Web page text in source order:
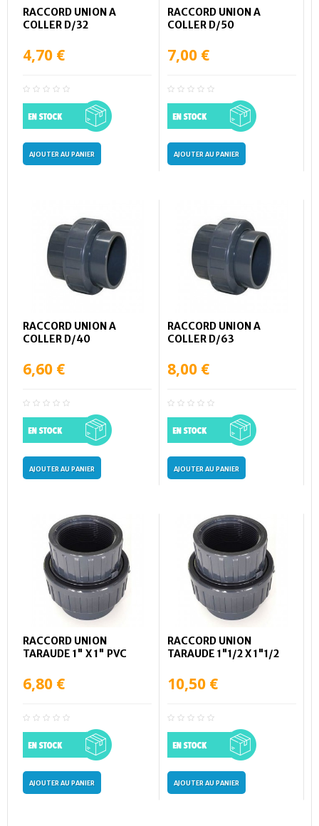
RACCORD UNION A
COLLER D/32
4,70 €
AJOUTER AU PANIER
RACCORD UNION A
COLLER D/50
7,00 €
AJOUTER AU PANIER
RACCORD UNION A
COLLER D/40
6,60 €
AJOUTER AU PANIER
RACCORD UNION A
COLLER D/63
8,00 €
AJOUTER AU PANIER
RACCORD UNION
TARAUDE 1" X 1" PVC
6,80 €
AJOUTER AU PANIER
RACCORD UNION
TARAUDE 1"1/2 X 1"1/2
10,50 €
AJOUTER AU PANIER